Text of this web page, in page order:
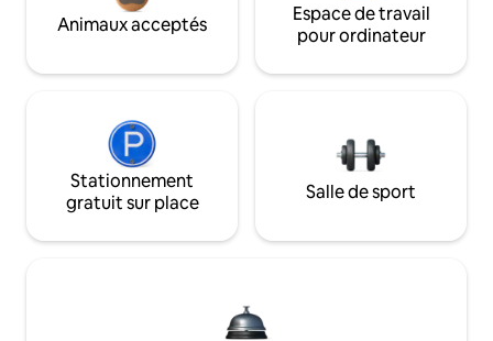
Animaux acceptés
Espace de travail
pour ordinateur
Stationnement
gratuit sur place
Salle de sport